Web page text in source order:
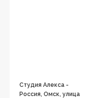
Студия Алекса -
Россия, Омск, улица